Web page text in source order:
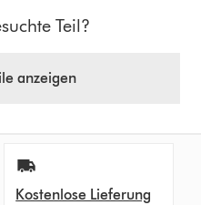
Teil?
anzeigen
Kostenlose Lieferung